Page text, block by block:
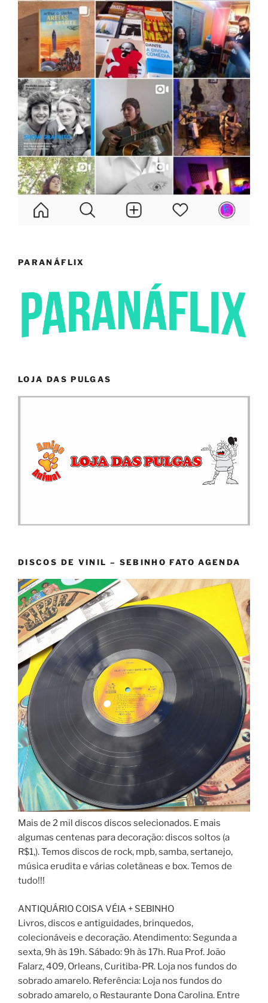
PARANÁFLIX
LOJA DAS PULGAS
DISCOS DE VINIL – SEBINHO FATO AGENDA
Mais de 2 mil discos discos selecionados. E mais
algumas centenas para decoração: discos soltos (a
R$1,). Temos discos de rock, mpb, samba, sertanejo,
música erudita e várias coletâneas e box. Temos de
tudo!!!
ANTIQUÁRIO COISA VÉIA + SEBINHO
Livros, discos e antiguidades, brinquedos,
colecionáveis e decoração. Atendimento: Segunda a
sexta, 9h às 19h. Sábado: 9h às 17h. Rua Prof. João
Falarz, 409, Orleans, Curitiba-PR. Loja nos fundos do
sobrado amarelo. Referência: Loja nos fundos do
sobrado amarelo, o Restaurante Dona Carolina. Entre